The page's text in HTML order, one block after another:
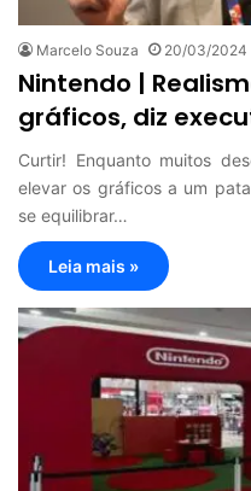
Marcelo Souza 20/03/2024
Nintendo |
gráficos, diz
Curtir! Enquanto muitos
elevar os gráficos a um
se equilibrar…
Leia mais »